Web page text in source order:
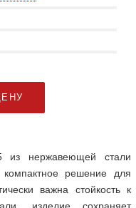
из нержавеющей стали
решение для
важна стойкость к
изделие сохраняет